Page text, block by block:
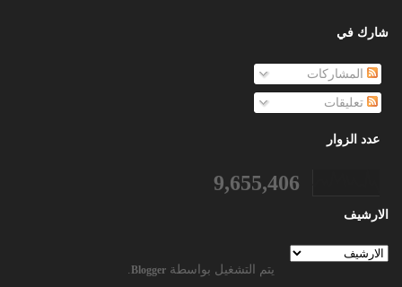
شارك في
المشاركات
تعليقات
عدد الزوار
9,655,406
الارشيف
يتم التشغيل بواسطة Blogger
.